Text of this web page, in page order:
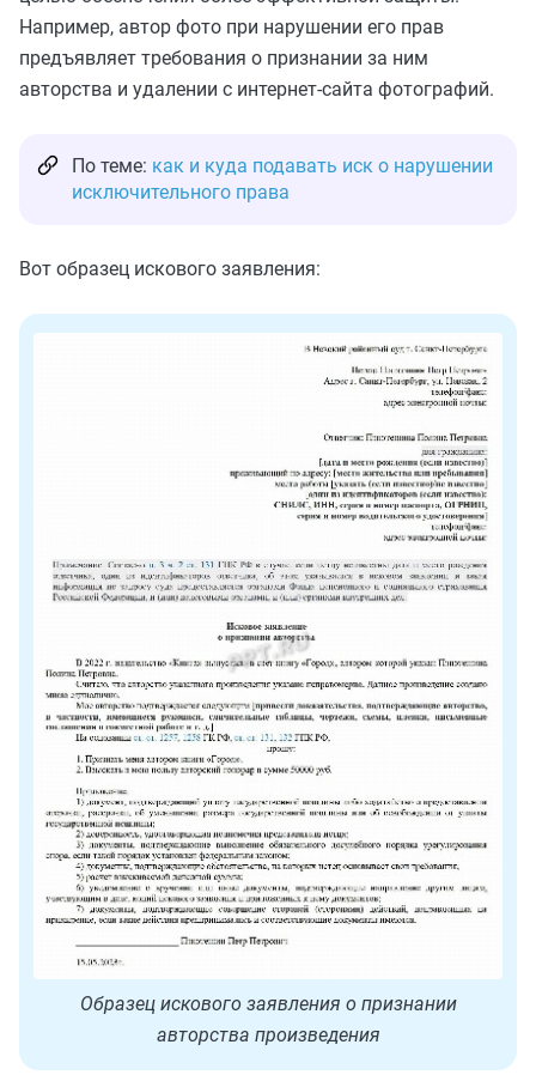
Например, автор фото при нарушении его прав
предъявляет требования о признании за ним
авторства и удалении с интернет-сайта фотографий.
По теме: как и куда подавать иск о нарушении
исключительного права
Вот образец искового заявления:
Образец искового заявления о признании
авторства произведения